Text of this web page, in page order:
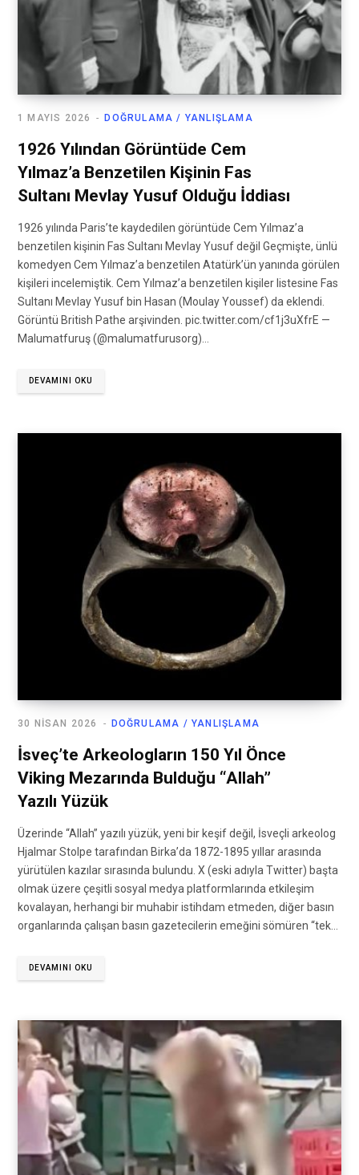
DOĞRULAMA / YANLIŞLAMA
1 MAYIS 2026
1926 Yılından Görüntüde Cem
Yılmaz’a Benzetilen Kişinin Fas
Sultanı Mevlay Yusuf Olduğu İddiası
1926 yılında Paris’te kaydedilen görüntüde Cem Yılmaz’a
benzetilen kişinin Fas Sultanı Mevlay Yusuf değil Geçmişte, ünlü
komedyen Cem Yılmaz’a benzetilen Atatürk’ün yanında görülen
kişileri incelemiştik. Cem Yılmaz’a benzetilen kişiler listesine Fas
Sultanı Mevlay Yusuf bin Hasan (Moulay Youssef) da eklendi.
Görüntü British Pathe arşivinden. pic.twitter.com/cf1j3uXfrE —
Malumatfuruş (@malumatfurusorg)…
DEVAMINI OKU
DOĞRULAMA / YANLIŞLAMA
30 NISAN 2026
İsveç’te Arkeologların 150 Yıl Önce
Viking Mezarında Bulduğu “Allah”
Yazılı Yüzük
Üzerinde “Allah” yazılı yüzük, yeni bir keşif değil, İsveçli arkeolog
Hjalmar Stolpe tarafından Birka’da 1872-1895 yıllar arasında
yürütülen kazılar sırasında bulundu. X (eski adıyla Twitter) başta
olmak üzere çeşitli sosyal medya platformlarında etkileşim
kovalayan, herhangi bir muhabir istihdam etmeden, diğer basın
organlarında çalışan basın gazetecilerin emeğini sömüren “tek…
DEVAMINI OKU